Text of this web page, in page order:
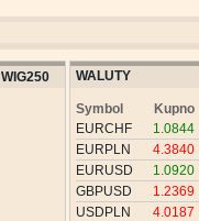
WIG250 WALUTY
Symbol
Kupno
EURCHF
1.0844
EURPLN
4.3840
EURUSD
1.0920
GBPUSD
1.2369
USDPLN
4.0187